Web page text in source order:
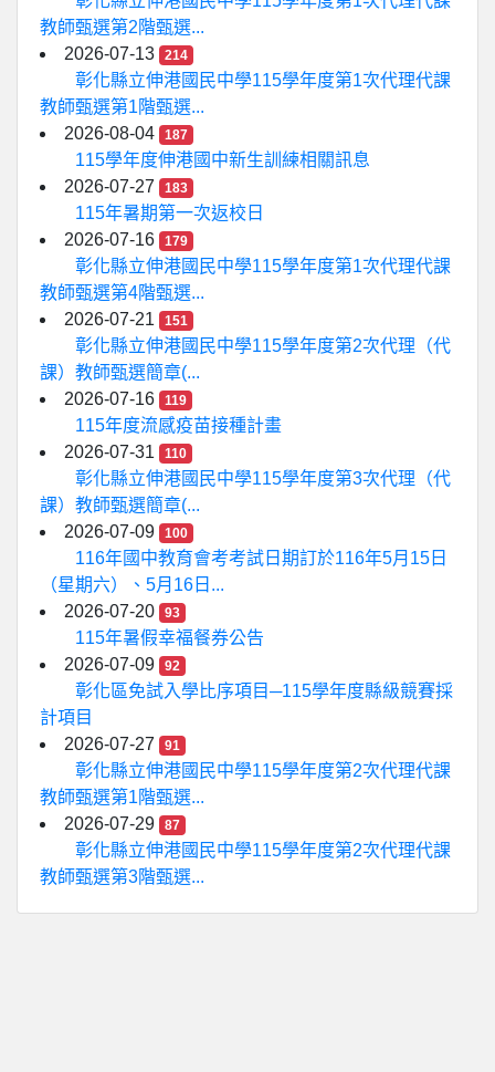
教師甄選第2階甄選...
2026-07-13
214
彰化縣立伸港國民中學115學年度第1次代理代課
教師甄選第1階甄選...
2026-08-04
187
115學年度伸港國中新生訓練相關訊息
2026-07-27
183
115年暑期第一次返校日
2026-07-16
179
彰化縣立伸港國民中學115學年度第1次代理代課
教師甄選第4階甄選...
2026-07-21
151
彰化縣立伸港國民中學115學年度第2次代理（代
課）教師甄選簡章(...
2026-07-16
119
115年度流感疫苗接種計畫
2026-07-31
110
彰化縣立伸港國民中學115學年度第3次代理（代
課）教師甄選簡章(...
2026-07-09
100
116年國中教育會考考試日期訂於116年5月15日
（星期六）、5月16日...
2026-07-20
93
115年暑假幸福餐券公告
2026-07-09
92
彰化區免試入學比序項目─115學年度縣級競賽採
計項目
2026-07-27
91
彰化縣立伸港國民中學115學年度第2次代理代課
教師甄選第1階甄選...
2026-07-29
87
彰化縣立伸港國民中學115學年度第2次代理代課
教師甄選第3階甄選...